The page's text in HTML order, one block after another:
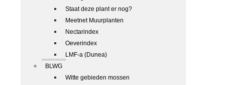
Staat deze plant er nog?
Meetnet Muurplanten
Nectarindex
Oeverindex
LMF-a (Dunea)
BLWG
Witte gebieden mossen